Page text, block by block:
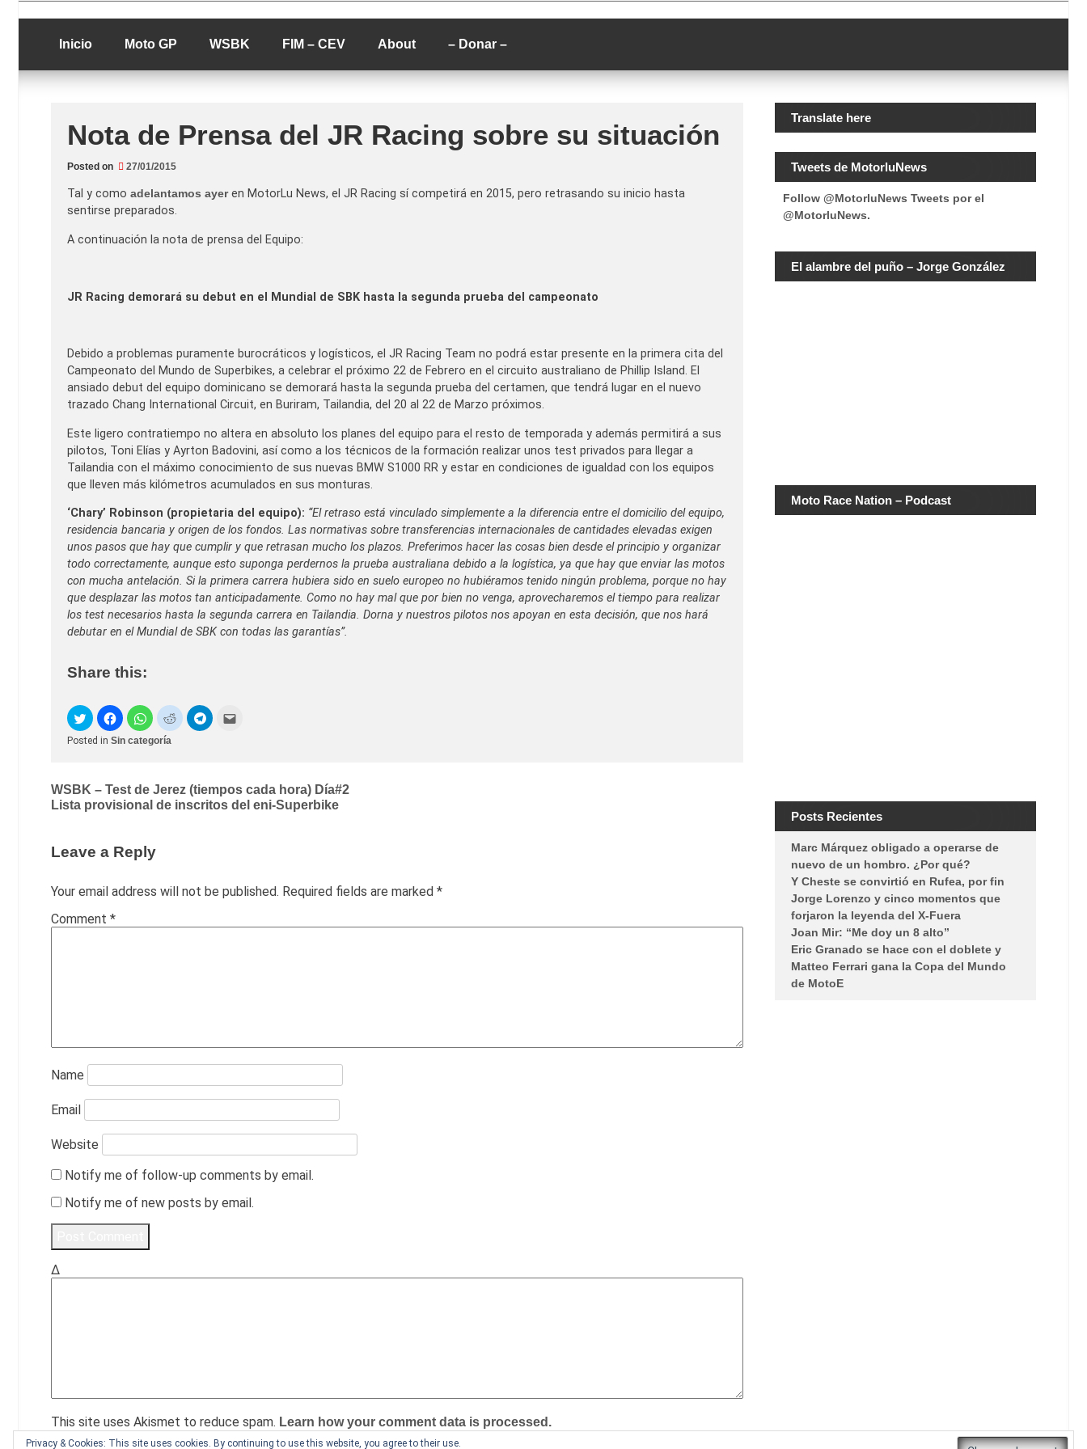
to
contentLucio Lopez GP
luciolopezgp
Inicio Moto GP WSBK FIM – CEV About – Donar –
Nota de Prensa del JR Racing sobre su situación
Posted on 27/01/2015
Tal y como adelantamos ayeren MotorLu News, el JR Racing sí competirá en 2015, pero retrasando su inicio hasta
sentirse preparados.
A continuación la nota de prensa del Equipo:
JR Racing demorará su debut en el Mundial de SBK hasta la segunda prueba del campeonato
Debido a problemas puramente burocráticos y logísticos, el JR Racing Team no podrá estar presente en la primera cita del
Campeonato del Mundo de Superbikes, a celebrar el próximo 22 de Febrero en el circuito australiano de Phillip Island. El
ansiado debut del equipo dominicano se demorará hasta la segunda prueba del certamen, que tendrá lugar en el nuevo
trazado Chang International Circuit, en Buriram, Tailandia, del 20 al 22 de Marzo próximos.
Este ligero contratiempo no altera en absoluto los planes del equipo para el resto de temporada y además permitirá a sus
pilotos, Toni Elías y Ayrton Badovini, así como a los técnicos de la formación realizar unos test privados para llegar a
Tailandia con el máximo conocimiento de sus nuevas BMW S1000 RR y estar en condiciones de igualdad con los equipos
que lleven más kilómetros acumulados en sus monturas.
‘Chary’ Robinson (propietaria del equipo): “El retraso está vinculado simplemente a la diferencia entre el domicilio del equipo,
residencia bancaria y origen de los fondos. Las normativas sobre transferencias internacionales de cantidades elevadas exigen
unos pasos que hay que cumplir y que retrasan mucho los plazos. Preferimos hacer las cosas bien desde el principio y organizar
todo correctamente, aunque esto suponga perdernos la prueba australiana debido a la logística, ya que hay que enviar las motos
con mucha antelación. Si la primera carrera hubiera sido en suelo europeo no hubiéramos tenido ningún problema, porque no hay
que desplazar las motos tan anticipadamente. Como no hay mal que por bien no venga, aprovecharemos el tiempo para realizar
los test necesarios hasta la segunda carrera en Tailandia. Dorna y nuestros pilotos nos apoyan en esta decisión, que nos hará
debutar en el Mundial de SBK con todas las garantías”.
Share this:
Posted in Sin categoría
Post
navigation
WSBK – Test de Jerez (tiempos cada hora) Día#2
Lista provisional de inscritos del eni-Superbike
Leave a Reply
Your email address will not be published. Required fields are marked *
Comment *
Name
Email
Website
Notify me of follow-up comments by email.
Notify me of new posts by email.
Δ
This site uses Akismet to reduce spam. Learn how your comment data is processed.
Translate here
Tweets de MotorluNews
Follow @MotorluNews Tweets por el
@MotorluNews.
Privacy & Cookies: This site uses cookies. By continuing to use this website, you agree to their use.
El alambre del puño – Jorge González
Moto Race Nation – Podcast
Posts Recientes
Marc Márquez obligado a operarse de
nuevo de un hombro. ¿Por qué?
Y Cheste se convirtió en Rufea, por fin
Jorge Lorenzo y cinco momentos que
forjaron la leyenda del X-Fuera
Joan Mir: “Me doy un 8 alto”
Eric Granado se hace con el doblete y
Matteo Ferrari gana la Copa del Mundo
de MotoE